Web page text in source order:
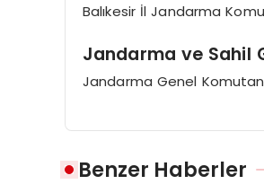
Balıkesir İl Jandarma
Jandarma ve Sahil
Jandarma Genel
Benzer Haberler